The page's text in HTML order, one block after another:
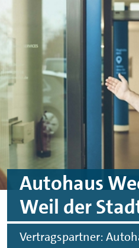
Skip to main content
Skip to footer
Autohaus
Weil der
Vertragspartner: